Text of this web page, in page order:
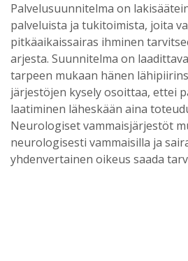
Palvelusuunnitelma on
palveluista ja tukitoimista, joita
pitkäaikaissairas ihminen
arjesta. Suunnitelma on
tarpeen mukaan hänen
järjestöjen kysely osoittaa, ettei
laatiminen läheskään aina
Neurologiset vammaisjärjestöt
neurologisesti vammaisilla ja
yhdenvertainen oikeus saada